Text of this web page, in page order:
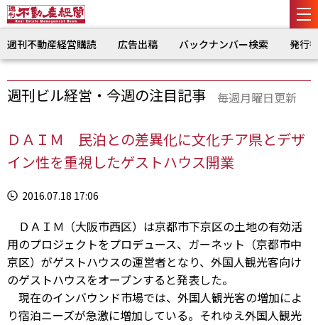
週刊不動産経営購読 広告出稿 バックナンバー検索 発行
週刊ビル経営・今週の注目記事 毎週月曜日更新
ＤＡＩＭ 民泊との差異化に文化チア県とデザ
イン性を重視したゲストハウス開業
2016.07.18 17:06
ＤＡＩＭ（大阪市西区）は京都市下京区の土地の有効活
用のプロジェクトをプロデュース、ガーネット（京都市中
京区）がゲストハウスの運営者となり、外国人観光客向け
のゲストハウスをオープンすると発表した。
現在のインバウンド市場では、外国人観光客の増加によ
り宿泊ニーズが急激に増加している。それゆえ外国人観光